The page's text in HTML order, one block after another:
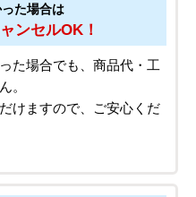
た場合は
ンセルOK！
た場合でも、商品代・工
。
けますので、ご安心くだ